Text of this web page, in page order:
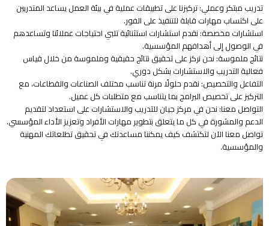
تدريب مبتكر وعملي: تركيزنا على تطبيقات عملية في بيئة العمل يساعد المتدربين
على اكتساب مهارات قابلة للتنفيذ على الفور.
استشارات مخصصة: نقدم استشارات استثنائية تلبي احتياجات عملائنا وتساعدهم
في الوصول إلى أهدافهم المؤسسية.
نتائج ملموسة: نحن نركز على تحقيق نتائج حقيقية وملموسة من خلال قياس
فعالية التدريب والاستشارات بشكل دوري.
التفاعل والتخصيص: نقدم حلولًا مرنة تناسب مختلف الصناعات والقطاعات، مع
التركيز على تخصيص البرامج بما يتناسب مع متطلبات كل عميل.
التواصل معنا: نحن في مركز جيان للتدريب والاستشارات على استعداد لتقديم
الدعم والمشورة في كل ما يتعلق بتطوير مهارات الأفراد وتعزيز الأداء المؤسسي.
تواصل معنا الآن لتكتشف كيف يمكننا مساعدتك في تحقيق تطلعاتك المهنية
والمؤسسية.